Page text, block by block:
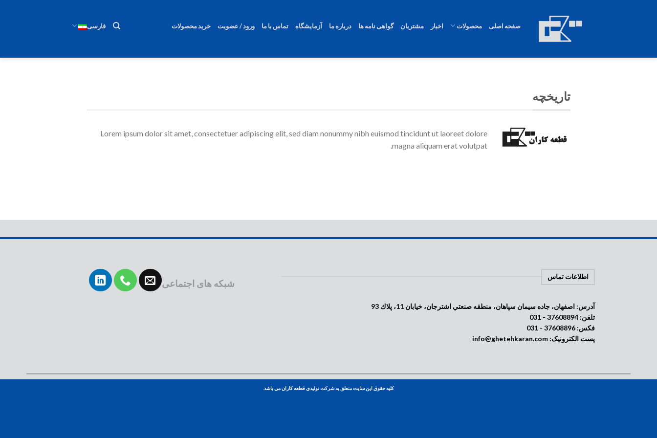
صفحه اصلی محصولات اخبار مشتریان گواهی نامه ها درباره ما آزمایشگاه تماس با ما ورود / عضویت خرید محصولات فارسی
تاریخچه
Lorem ipsum dolor sit amet, consectetuer adipiscing elit, sed diam nonummy nibh euismod tincidunt ut laoreet dolore
magna aliquam erat volutpat.
اطلاعات تماس
آدرس: اصفهان، جاده سيمان سپاهان، منطقه صنعتي اشترجان، خيابان 11، پلاك 93
تلفن: 37608894 - 031
فکس: 37608896 - 031
پست الکترونیک: info@ghetehkaran.com
شبکه های اجتماعی
کلیه حقوق این سایت متعلق به شرکت تولیدی قطعه کاران می باشد.